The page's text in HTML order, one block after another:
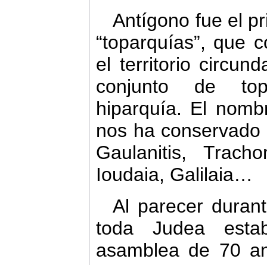
Antígono fue el
“toparquías”, que
el territorio
conjunto de
hiparquía. El
nos ha
Gaulanitis,
Ioudaia, Galilaia…
Al parecer
toda Judea
asamblea de 70